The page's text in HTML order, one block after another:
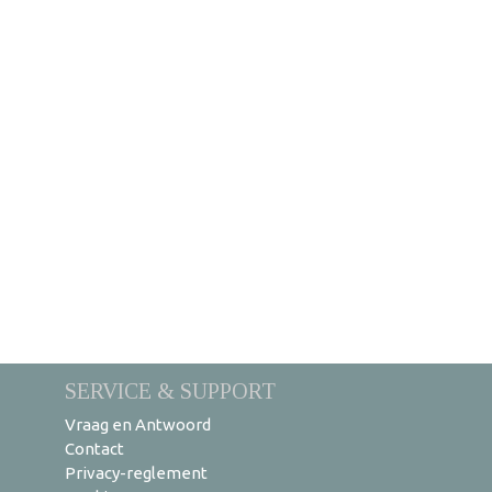
SERVICE & SUPPORT
Vraag en Antwoord
Contact
Privacy-reglement